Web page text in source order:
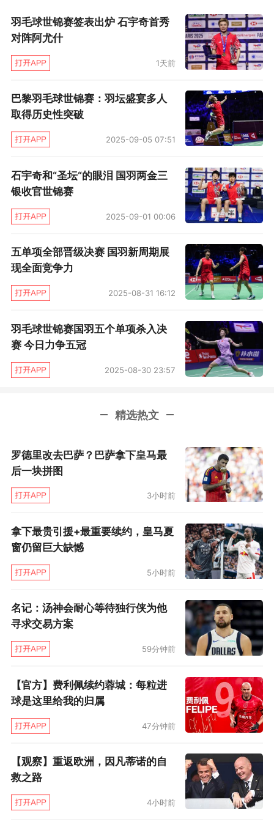
羽毛球世锦赛签表出炉 石宇奇首秀
对阵阿尤什
1天前
巴黎羽毛球世锦赛：羽坛盛宴多人
取得历史性突破
2025-09-05 07:51
石宇奇和“圣坛“的眼泪 国羽两金三
银收官世锦赛
2025-09-01 00:06
五单项全部晋级决赛 国羽新周期展
现全面竞争力
2025-08-31 16:12
羽毛球世锦赛国羽五个单项杀入决
赛 今日力争五冠
2025-08-30 23:57
精选热文
罗德里改去巴萨？巴萨拿下皇马最
后一块拼图
3小时前
拿下最贵引援+最重要续约，皇马夏
窗仍留巨大缺憾
5小时前
名记：汤神会耐心等待独行侠为他
寻求交易方案
59分钟前
【官方】费利佩续约蓉城：每粒进
球是这里给我的归属
47分钟前
【观察】重返欧洲，因凡蒂诺的自
救之路
4小时前